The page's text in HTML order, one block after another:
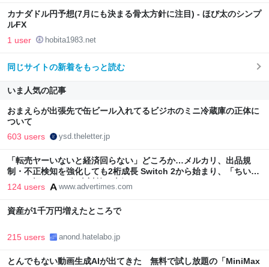
カナダドル円予想(7月にも決まる骨太方針に注目) - ほび太のシンプ
ルFX
1 user hobita1983.net
同じサイトの新着をもっと読む
いま人気の記事
おまえらが出張先で缶ビール入れてるビジホのミニ冷蔵庫の正体に
ついて
603 users ysd.theletter.jp
「転売ヤーいないと経済回らない」どころか…メルカリ、出品規
制・不正検知を強化しても2桁成長 Switch 2から始まり、「ちいか
わ」で極まった“転売対策の本気”
124 users www.advertimes.com
資産が1千万円増えたところで
215 users anond.hatelabo.jp
とんでもない動画生成AIが出てきた 無料で試し放題の「MiniMax